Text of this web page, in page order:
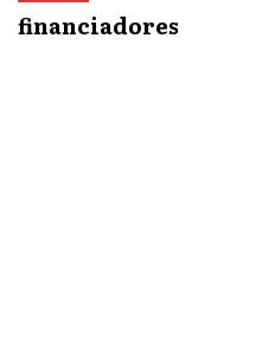
financiadores